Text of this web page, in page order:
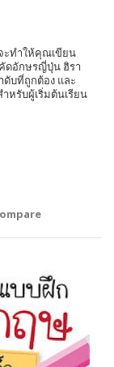
ะทำให้คุณเขียน
ดอักษรญี่ปุ่น ฮิรา
บที่ถูกต้อง และ
หรับผู้เริ่มต้นเรียน